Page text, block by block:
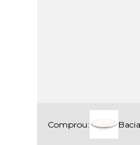
Comprou: